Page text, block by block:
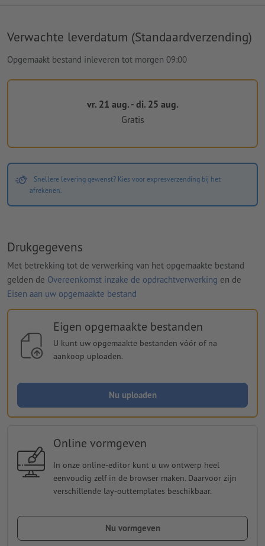
Verwachte leverdatum (Standaardverzending)
Opgemaakt bestand inleveren tot morgen 09:00
vr. 21 aug. - di. 25 aug.
Gratis
Snellere levering gewenst? Kies voor expresverzending bij het
afrekenen.
Drukgegevens
Met betrekking tot de verwerking van het opgemaakte bestand
gelden de Overeenkomst inzake de opdrachtverwerking en de
Eisen aan uw opgemaakte bestand
Eigen opgemaakte bestanden
U kunt uw opgemaakte bestanden vóór of na
aankoop uploaden.
Nu uploaden
Online vormgeven
In onze online-editor kunt u uw ontwerp heel
eenvoudig zelf in de browser maken. Daarvoor zijn
verschillende lay-outtemplates beschikbaar.
Nu vormgeven